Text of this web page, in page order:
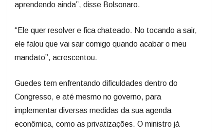
aprendendo ainda”, disse Bolsonaro.
“Ele quer resolver e fica chateado. No tocando a sair,
ele falou que vai sair comigo quando acabar o meu
mandato”, acrescentou.
Guedes tem enfrentando dificuldades dentro do
Congresso, e até mesmo no governo, para
implementar diversas medidas da sua agenda
econômica, como as privatizações. O ministro já